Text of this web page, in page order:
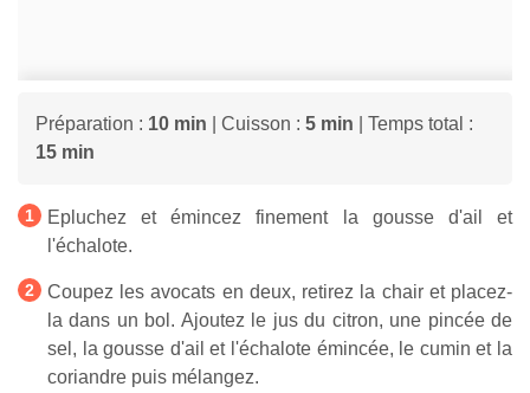
Préparation : 10 min | Cuisson : 5 min | Temps total :
15 min
Epluchez et émincez finement la gousse d'ail et
l'échalote.
Coupez les avocats en deux, retirez la chair et placez-
la dans un bol. Ajoutez le jus du citron, une pincée de
sel, la gousse d'ail et l'échalote émincée, le cumin et la
coriandre puis mélangez.